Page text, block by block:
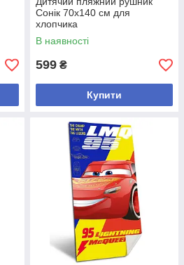
Сонік 70х140 см для
хлопчика
В наявності
599 ₴
Купити